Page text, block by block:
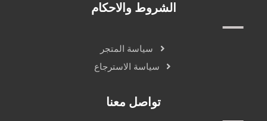
الشروط والاحكام
سياسة المتجر
سياسة الاسترجاع
تواصل معنا